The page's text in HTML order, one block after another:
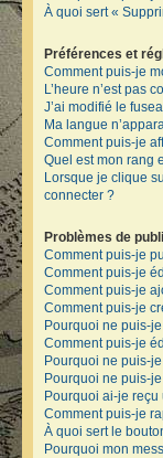
À quoi sert «
Préférences et
Comment puis-je
L’heure n’est pas
J’ai modifié le
Ma langue
Comment puis-je
Quel est mon rang
Lorsque je clique
connecter ?
Problèmes de
Comment puis-je
Comment puis-je
Comment puis-je
Comment puis-je
Pourquoi ne puis-
Comment puis-je
Pourquoi ne puis-
Pourquoi ne puis-
Pourquoi ai-je
Comment puis-je
À quoi sert le
Pourquoi mon